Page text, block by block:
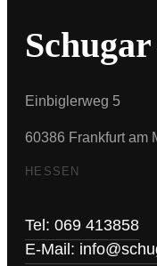
Einbiglerweg 5
60386 Frankfurt am
HESSEN
Tel: 069 413858
E-Mail: